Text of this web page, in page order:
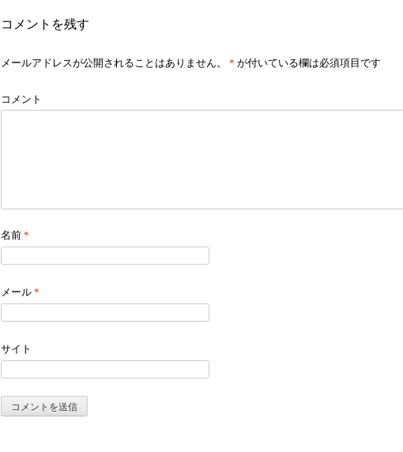
コメントを残す
メールアドレスが公開されることはありません。 * が付いている欄は必須項目です
コメント
名前 *
メール *
サイト